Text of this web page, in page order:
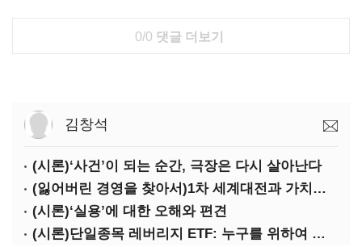
0/0 댓글 더보기
김창석
(시론)‘사건’이 되는 순간, 극장은 다시 살아난다
(잃어버린 경영을 찾아서)1차 세계대전과 가치의 전도: 불황기 리스크 매니지먼트[윤리]
(시론)‘실용’에 대한 오해와 편견
(시론)단일종목 레버리지 ETF: 누구를 위하여 종은 울리나